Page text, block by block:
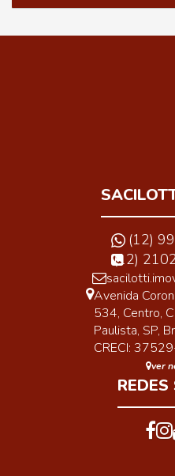
(12)
(12)
Avenida
534, Centro,
Paulista, SP,
CRECI:
ver